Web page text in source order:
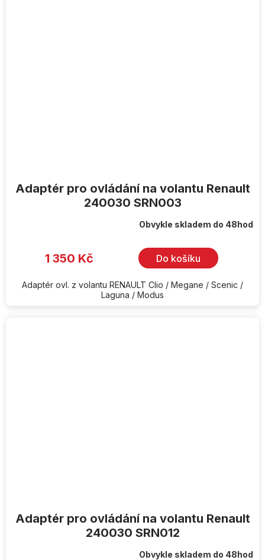
Adaptér pro ovládání na volantu Renault
240030 SRN003
Obvykle skladem do 48hod
1 350 Kč Do košíku
Adaptér ovl. z volantu RENAULT Clio / Megane / Scenic /
Laguna / Modus
Adaptér pro ovládání na volantu Renault
240030 SRN012
Obvykle skladem do 48hod